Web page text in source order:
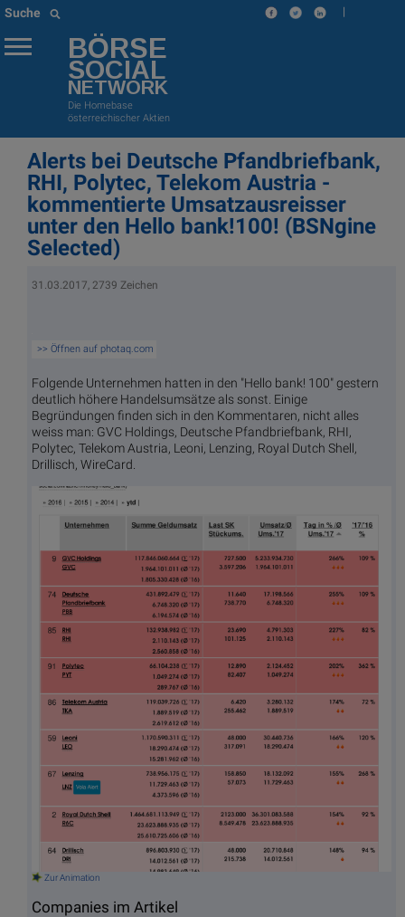
Suche |
BÖRSE
SOCIAL
NETWORK
Die Homebase
österreichischer Aktien
Alerts bei Deutsche Pfandbriefbank,
RHI, Polytec, Telekom Austria -
kommentierte Umsatzausreisser
unter den Hello bank!100! (BSNgine
Selected)
31.03.2017, 2739 Zeichen
>> Öffnen auf photaq.com
Folgende Unternehmen hatten in den "Hello bank! 100" gestern
deutlich höhere Handelsumsätze als sonst. Einige
Begründungen finden sich in den Kommentaren, nicht alles
weiss man: GVC Holdings, Deutsche Pfandbriefbank, RHI,
Polytec, Telekom Austria, Leoni, Lenzing, Royal Dutch Shell,
Drillisch, WireCard.
Zur Animation
Companies im Artikel